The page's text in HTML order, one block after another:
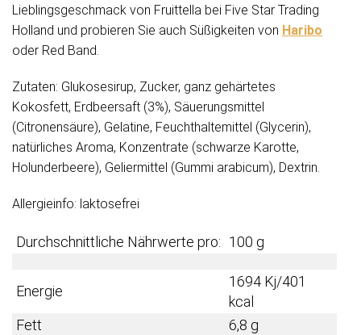
Lieblingsgeschmack von Fruittella bei Five Star Trading
Holland und probieren Sie auch Süßigkeiten von Haribo
oder Red Band.
Zutaten: Glukosesirup, Zucker, ganz gehärtetes
Kokosfett, Erdbeersaft (3%), Säuerungsmittel
(Citronensäure), Gelatine, Feuchthaltemittel (Glycerin),
natürliches Aroma, Konzentrate (schwarze Karotte,
Holunderbeere), Geliermittel (Gummi arabicum), Dextrin.
Allergieinfo: laktosefrei
Durchschnittliche Nährwerte pro: 100 g
Energie
1694 Kj/401
kcal
Fett
6,8 g